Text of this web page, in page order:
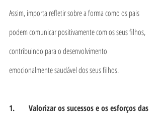
Assim, importa refletir sobre a forma como os pais
podem comunicar positivamente com os seus filhos,
contribuindo para o desenvolvimento
emocionalmente saudável dos seus filhos.
1.       Valorizar os sucessos e os esforços das